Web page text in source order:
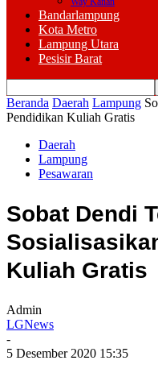
Bandarlampung
Kota Metro
Lampung Utara
Pesisir Barat
Beranda Daerah Lampung
Pendidikan Kuliah Gratis
Daerah
Lampung
Pesawaran
Sobat Dendi
Kuliah Gratis
Admin
LGNews
-
5 Desember 2020 15:35